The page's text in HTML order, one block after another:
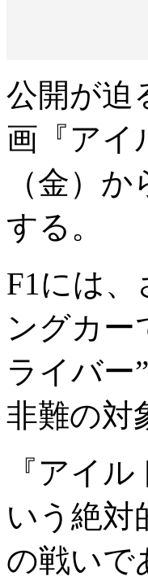
公開が迫
画『アイ
（金）
する。
F1には
ングカー
ライバー
非難の対
『アイ
いう絶対
の戦いで